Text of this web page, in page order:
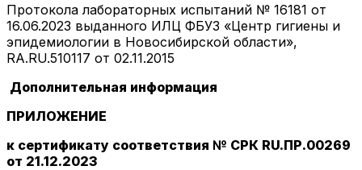
Протокола лабораторных испытаний № 16181 от
16.06.2023 выданного ИЛЦ ФБУЗ «Центр гигиены и
эпидемиологии в Новосибирской области»,
RA.RU.510117 от 02.11.2015
Дополнительная информация
ПРИЛОЖЕНИЕ
к сертификату соответствия № СРК RU.ПР.00269
от 21.12.2023